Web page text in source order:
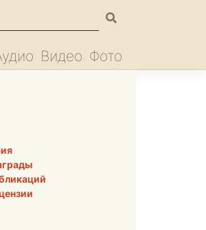
Видео Фото